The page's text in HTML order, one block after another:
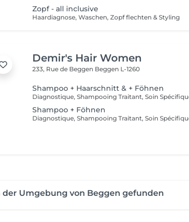
Zopf - all inclusive
Haardiagnose, Waschen, Zopf flechten & Styling
Demir's Hair Women
233, Rue de Beggen Beggen L-1260
Shampoo + Haarschnitt & + Föhnen
Shampoo + Föhnen
Umgebung von Beggen gefunden